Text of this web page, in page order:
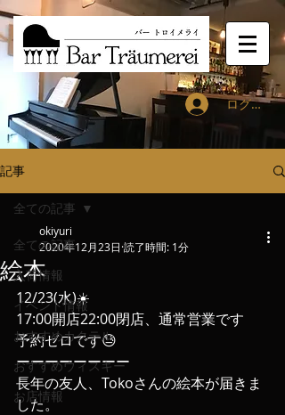
ログイン
記事
全ての記事
入荷情報
イベント情報
おすすめカクテル
おすすめウィスキー
お店情報
全ての記事
絵本
okiyuri
2020年12月23日 読了時間: 1分
12/23(水)☀️
17:00開店22:00閉店、通常営業です
予約ゼロです😓
ーーーーーーーー
長年の友人、Tokoさんの絵本が届きま
した。